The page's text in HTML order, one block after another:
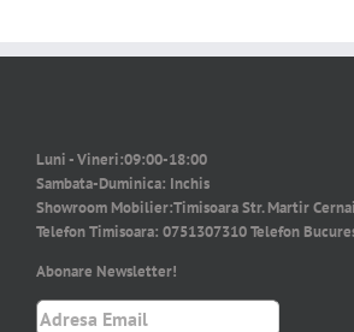
Luni - Vineri:09:00-18:00
Sambata-Duminica: Inchis
Showroom Mobilier:Timisoara Str. Martir
Telefon Timisoara: 0751307310Telefon
Abonare Newsletter!